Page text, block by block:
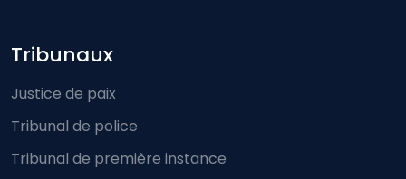
Footer-menu
Tribunaux
Justice de paix
Tribunal de police
Tribunal de première instance